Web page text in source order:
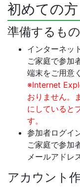
初めての方
準備するもの
インターネッ
ご家庭で参加
端末をご用意
※Internet
おりません。
にしていると
す。
参加者ログイ
ご家庭で参加
メールアドレ
アカウント